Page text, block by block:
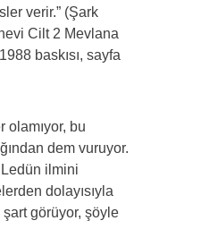
verir.” (Şark
Cilt 2 Mevlana
baskısı, sayfa
olamıyor, bu
dem vuruyor.
ilmini
dolayısıyla
şart görüyor, şöyle